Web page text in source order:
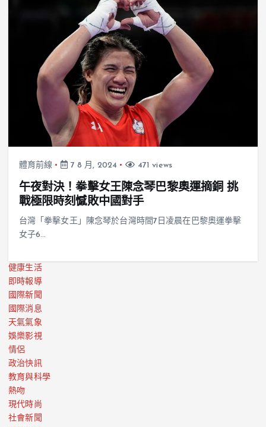
體育前線 7 8 月, 2024 471 views
午夜對決！拳擊女王陳念琴巴黎奧運摘銅 挑
戰極限時刻憾敗中國對手
台灣「拳擊女王」陳念琴於台灣時間7日凌晨在巴黎奧運拳擊
女子6…
健康生活
即時報導
國際新聞
國際消息
天氣氣象
娛樂影視
情侶
政治快訊
教育與科學
熱吻
現代時尚
社會新聞